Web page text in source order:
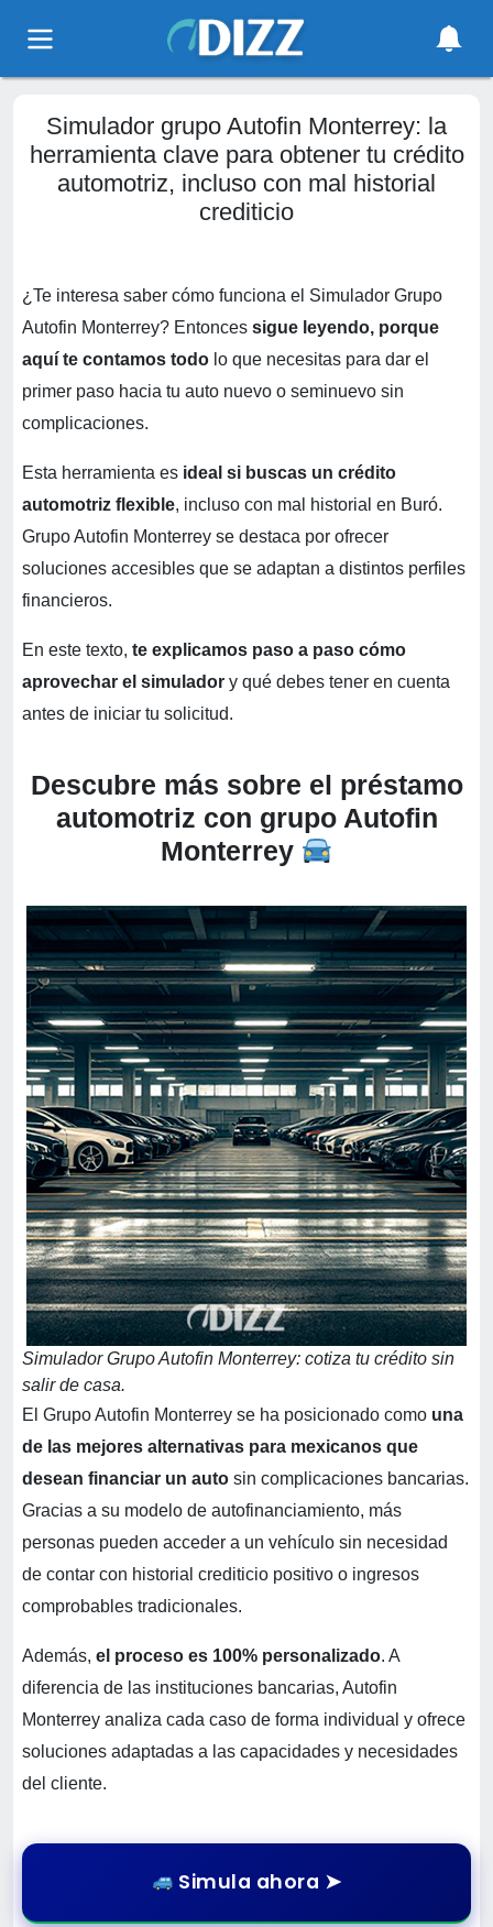
Simulador grupo Autofin Monterrey: la
herramienta clave para obtener tu crédito
automotriz, incluso con mal historial
crediticio
¿Te interesa saber cómo funciona el Simulador Grupo
Autofin Monterrey? Entonces sigue leyendo, porque
aquí te contamos todo lo que necesitas para dar el
primer paso hacia tu auto nuevo o seminuevo sin
complicaciones.
Esta herramienta es ideal si buscas un crédito
automotriz flexible, incluso con mal historial en Buró.
Grupo Autofin Monterrey se destaca por ofrecer
soluciones accesibles que se adaptan a distintos perfiles
financieros.
En este texto, te explicamos paso a paso cómo
aprovechar el simulador y qué debes tener en cuenta
antes de iniciar tu solicitud.
Descubre más sobre el préstamo
automotriz con grupo Autofin
Monterrey
Simulador Grupo Autofin Monterrey: cotiza tu crédito sin
salir de casa.
El Grupo Autofin Monterrey se ha posicionado como una
de las mejores alternativas para mexicanos que
desean financiar un auto sin complicaciones bancarias.
Gracias a su modelo de autofinanciamiento, más
personas pueden acceder a un vehículo sin necesidad
de contar con historial crediticio positivo o ingresos
comprobables tradicionales.
Además, el proceso es 100% personalizado. A
diferencia de las instituciones bancarias, Autofin
Monterrey analiza cada caso de forma individual y ofrece
soluciones adaptadas a las capacidades y necesidades
del cliente.
Simula ahora ➤